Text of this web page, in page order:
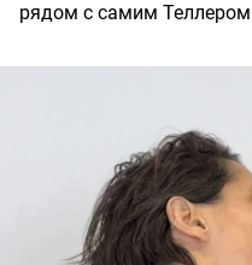
рядом с самим